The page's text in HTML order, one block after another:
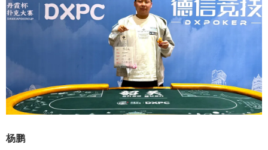
杨鹏